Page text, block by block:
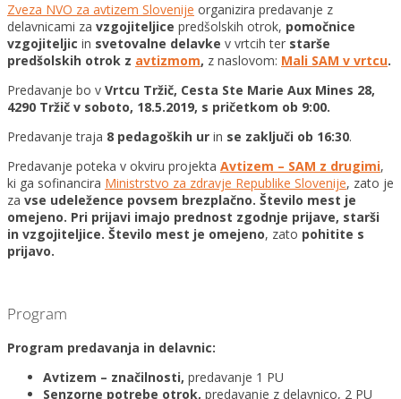
Zveza NVO za avtizem Slovenije organizira predavanje z
delavnicami za vzgojiteljice predšolskih otrok, pomočnice
vzgojiteljic in svetovalne delavke v vrtcih ter starše
predšolskih otrok z avtizmom, z naslovom: Mali SAM v vrtcu.
Predavanje bo v Vrtcu Tržič, Cesta Ste Marie Aux Mines 28,
4290 Tržič v soboto, 18.5.2019, s pričetkom ob 9:00.
Predavanje traja 8 pedagoških ur in se zaključi ob 16:30.
Predavanje poteka v okviru projekta Avtizem – SAM z drugimi,
ki ga sofinancira Ministrstvo za zdravje Republike Slovenije, zato je
za vse udeležence povsem brezplačno. Število mest je
omejeno. Pri prijavi imajo prednost zgodnje prijave, starši
in vzgojiteljice. Število mest je omejeno, zato pohitite s
prijavo.
Program
Program predavanja in delavnic:
Avtizem – značilnosti, predavanje 1 PU
Senzorne potrebe otrok, predavanje z delavnico, 2 PU